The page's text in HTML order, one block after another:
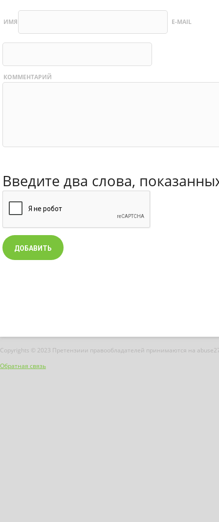
ИМЯ E-MAIL
КОММЕНТАРИЙ
Введите два слова,
Copyrights © 2023 Претензиии правообладателей принимаются на
Обратная связь